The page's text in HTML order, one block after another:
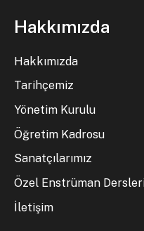
Hakkımızda
Hakkımızda
Tarihçemiz
Yönetim Kurulu
Öğretim Kadrosu
Sanatçılarımız
Özel Enstrüman
İletişim